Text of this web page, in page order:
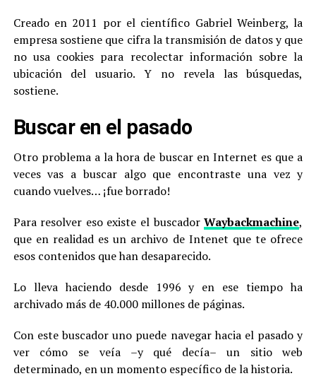
Creado en 2011 por el científico Gabriel Weinberg, la
empresa sostiene que cifra la transmisión de datos y que
no usa cookies para recolectar información sobre la
ubicación del usuario. Y no revela las búsquedas,
sostiene.
Buscar en el pasado
Otro problema a la hora de buscar en Internet es que a
veces vas a buscar algo que encontraste una vez y
cuando vuelves… ¡fue borrado!
Para resolver eso existe el buscadorWaybackmachine,
que en realidad es un archivo de Intenet que te ofrece
esos contenidos que han desaparecido.
Lo lleva haciendo desde 1996 y en ese tiempo ha
archivado más de 40.000 millones de páginas.
Con este buscador uno puede navegar hacia el pasado y
ver cómo se veía –y qué decía– un sitio web
determinado, en un momento específico de la historia.